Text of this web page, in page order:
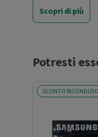
Artificial
Risoluzione
Scopri di più
Potresti
SCONTO